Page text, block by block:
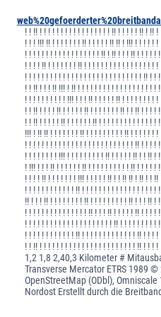
! ! !! ! ! ! ! ! ! ! ! ! ! ! ! ! ! ! ! ! !! ! ! ! ! ! !! ! !!
! ! ! !!! !! ! ! ! ! ! ! ! !! ! ! ! ! ! !! !! ! !!! ! ! ! ! !
! ! ! ! ! ! ! ! ! ! ! ! ! ! ! ! ! ! !! ! !! ! ! ! !! ! ! ! !
! ! ! ! !! ! ! ! ! ! ! ! !! ! ! ! ! ! ! ! ! ! ! ! ! ! ! ! ! !
! ! ! ! ! ! ! ! ! ! ! ! ! ! ! ! ! ! ! ! ! ! ! ! ! ! ! ! !! !
! ! !! ! ! ! !! !!! ! !! ! ! ! ! ! ! ! ! ! ! ! ! ! ! ! ! ! !
! ! ! ! ! ! ! ! ! ! !!! ! ! ! !! ! ! ! ! ! !! ! ! ! ! ! ! ! !
! ! !! ! ! ! ! !! ! ! ! ! ! !! ! ! ! ! ! ! ! !! ! ! !! ! ! !
! ! !! ! ! ! ! ! !! ! ! ! ! ! ! !! ! ! ! ! ! ! ! ! ! ! ! ! !
!!! ! !! !! ! ! ! ! ! ! ! !! ! ! ! ! ! ! ! ! ! !! ! ! ! ! ! !
! ! ! ! ! ! ! ! ! ! ! ! ! ! ! ! ! ! ! ! ! ! ! ! ! ! !! ! ! !
! ! ! ! ! ! ! ! !!! ! ! ! ! ! ! ! ! ! !! ! ! ! ! ! !! ! ! !!
! !!! ! ! ! !! ! ! ! ! ! ! !! ! ! ! ! ! ! ! ! ! ! !! ! ! ! !
! ! ! ! !! ! ! ! ! ! ! ! !!! ! ! ! ! ! !! ! ! !! !! ! !! ! !
! ! ! ! ! ! ! ! ! ! ! ! !! ! ! ! ! ! ! ! ! ! ! ! ! ! ! ! ! !
!! ! ! ! !! ! ! ! ! ! ! ! ! !! ! ! ! ! ! ! ! ! ! !! ! ! ! !!
! ! ! ! ! ! ! ! ! ! ! ! ! ! ! !! ! ! ! !! ! ! ! ! ! !! ! ! !
! ! ! ! ! ! ! ! ! ! ! ! ! ! ! ! ! ! ! ! ! !! ! ! ! ! ! ! ! !
! ! ! ! ! ! ! ! ! ! ! ! !! ! ! ! ! ! ! ! ! ! ! ! ! ! !! ! ! !
! ! !! ! ! ! ! ! ! ! ! ! ! ! ! ! ! ! ! ! ! ! ! ! ! ! !! ! ! !
1,2 1,8 2,40,3 Kilometer #
Transverse Mercator ETRS 1989
OpenStreetMap (ODbl),
Nordost Erstellt durch die